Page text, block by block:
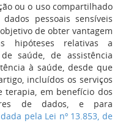
ou o uso compartilhado
pessoais sensíveis
de obter vantagem
hipóteses relativas a
saúde, de assistência
à saúde, desde que
incluídos os serviços
terapia, em benefício dos
de dados, e para
pela Lei nº 13.853, de